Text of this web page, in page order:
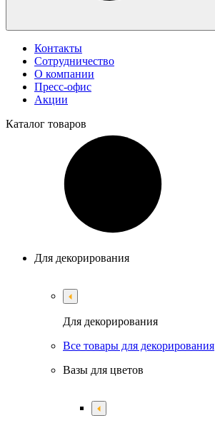
Контакты
Сотрудничество
О компании
Пресс-офис
Акции
Каталог товаров
Для декорирования
Для декорирования
Все товары для декорирования
Вазы для цветов